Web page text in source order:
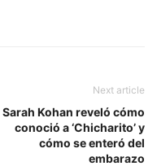
Next article
Sarah Kohan reveló cómo
conoció a ‘Chicharito’ y
cómo se enteró del
embarazo